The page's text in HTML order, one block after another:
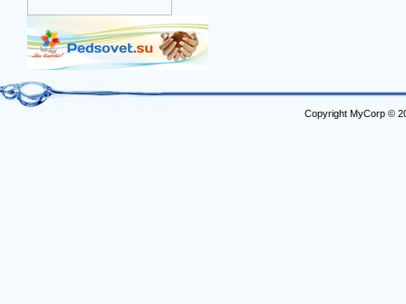
Copyright MyCorp ©